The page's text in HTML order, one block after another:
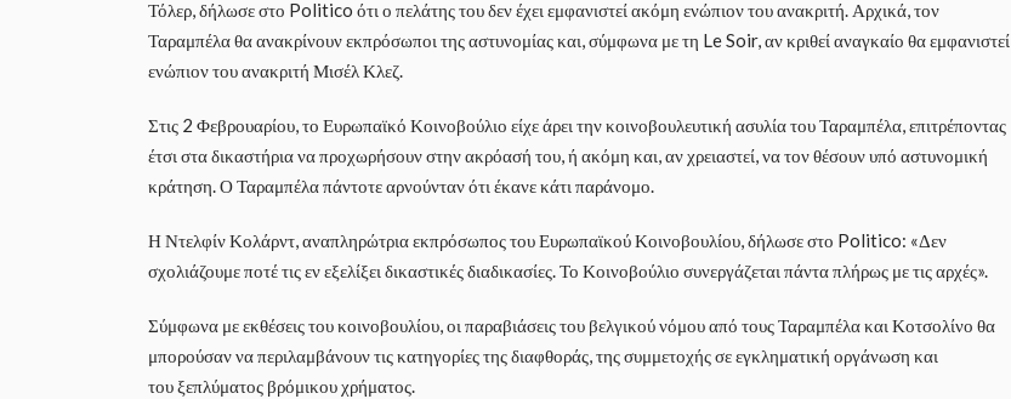
Τόλερ, δήλωσε στο Politico ότι ο πελάτης του δεν έχει εμφανιστεί ακόμη ενώπιον του ανακριτή. Αρχικά, τον
Ταραμπέλα θα ανακρίνουν εκπρόσωποι της αστυνομίας και, σύμφωνα με τη Le Soir, αν κριθεί αναγκαίο θα εμφανιστεί
ενώπιον του ανακριτή Μισέλ Κλεζ.
Στις 2 Φεβρουαρίου, το Ευρωπαϊκό Κοινοβούλιο είχε άρει την κοινοβουλευτική ασυλία του Ταραμπέλα, επιτρέποντας
έτσι στα δικαστήρια να προχωρήσουν στην ακρόασή του, ή ακόμη και, αν χρειαστεί, να τον θέσουν υπό αστυνομική
κράτηση. Ο Ταραμπέλα πάντοτε αρνούνταν ότι έκανε κάτι παράνομο.
Η Ντελφίν Κολάρντ, αναπληρώτρια εκπρόσωπος του Ευρωπαϊκού Κοινοβουλίου, δήλωσε στο Politico: «Δεν
σχολιάζουμε ποτέ τις εν εξελίξει δικαστικές διαδικασίες. Το Κοινοβούλιο συνεργάζεται πάντα πλήρως με τις αρχές».
Σύμφωνα με εκθέσεις του κοινοβουλίου, οι παραβιάσεις του βελγικού νόμου από τους Ταραμπέλα και Κοτσολίνο θα
μπορούσαν να περιλαμβάνουν τις κατηγορίες της διαφθοράς, της συμμετοχής σε εγκληματική οργάνωση και
του ξεπλύματος βρόμικου χρήματος.